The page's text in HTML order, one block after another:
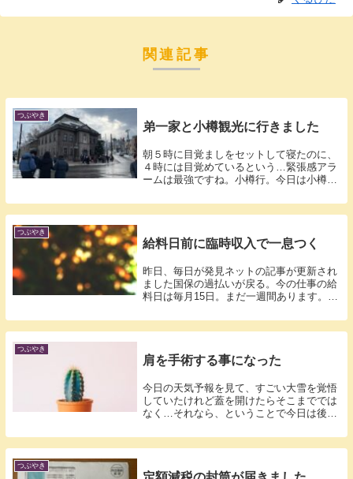
関連記事
つぶやき
弟一家と小樽観光に行きました
朝５時に目覚ましをセットして寝たのに、
４時には目覚めているという…緊張感アラ
ームは最強ですね。小樽行。今日は小樽で
つぶやき
給料日前に臨時収入で一息つく
昨日、毎日が発見ネットの記事が更新され
ました国保の過払いが戻る。今の仕事の給
料日は毎月15日。まだ一週間あります。8
つぶやき
肩を手術する事になった
今日の天気予報を見て、すごい大雪を覚悟
していたけれど蓋を開けたらそこまででは
なく…それなら、ということで今日は後回
つぶやき